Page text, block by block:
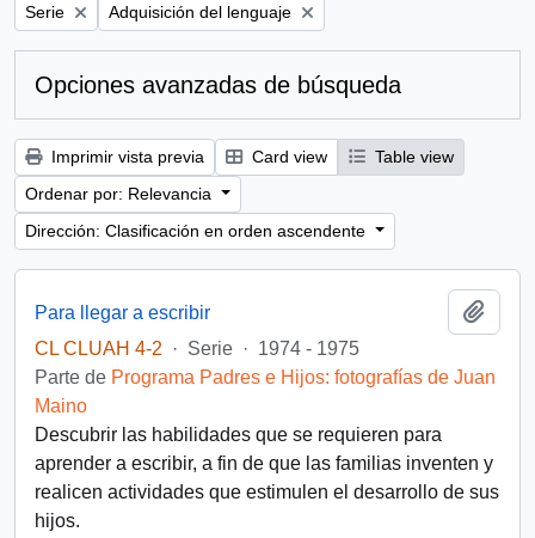
Remove filter:
Serie Remove filter:
Adquisición del lenguaje
Opciones avanzadas de búsqueda
Imprimir vista previa Card view
Table view
Ordenar por: Relevancia
Dirección: Clasificación en orden ascendente
Para llegar a escribir
CL CLUAH 4-2
· Serie · 1974 - 1975
Parte de Programa Padres e Hijos: fotografías de Juan
Maino
Descubrir las habilidades que se requieren para
aprender a escribir, a fin de que las familias inventen y
realicen actividades que estimulen el desarrollo de sus
hijos.